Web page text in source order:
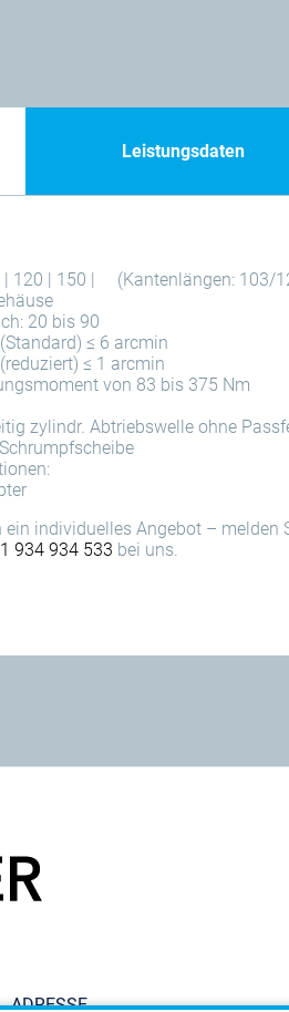
Leistungsdaten
| 120 | 150 |
(Kantenlängen: 103/
20 bis 90
≤ 6 arcmin
≤ 1 arcmin
von 83 bis 375 Nm
zylindr. Abtriebswelle ohne
ein individuelles Angebot – melden
934 934 533 bei uns.
ADRESSE